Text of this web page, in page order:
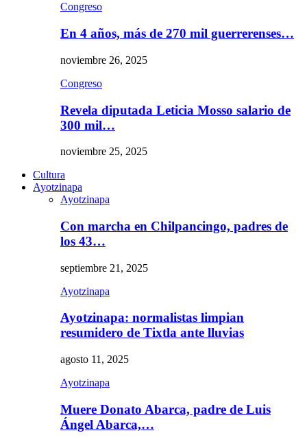
Congreso
En 4 años, más de 270 mil guerrerenses…
noviembre 26, 2025
Congreso
Revela diputada Leticia Mosso salario de
300 mil…
noviembre 25, 2025
Cultura
Ayotzinapa
Ayotzinapa
Con marcha en Chilpancingo, padres de
los 43…
septiembre 21, 2025
Ayotzinapa
Ayotzinapa: normalistas limpian
resumidero de Tixtla ante lluvias
agosto 11, 2025
Ayotzinapa
Muere Donato Abarca, padre de Luis
Ángel Abarca,…